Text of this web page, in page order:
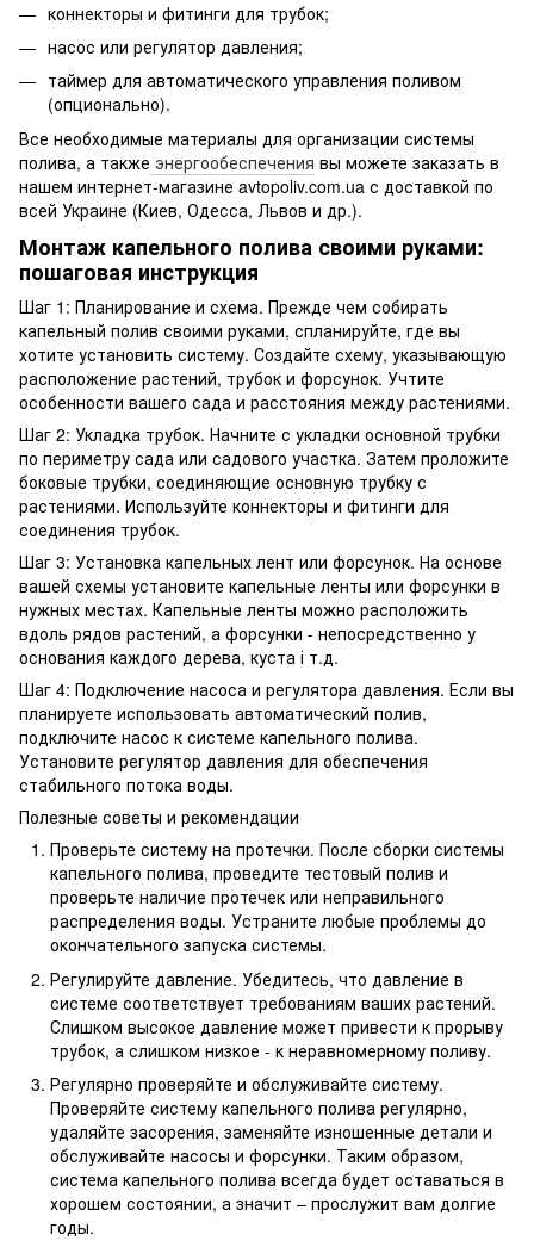
коннекторы и фитинги для трубок;
насос или регулятор давления;
таймер для автоматического управления поливом
(опционально).
Все необходимые материалы для организации системы
полива, а также энергообеспечения вы можете заказать в
нашем интернет-магазине avtopoliv.com.ua с доставкой по
всей Украине (Киев, Одесса, Львов и др.).
Монтаж капельного полива своими руками:
пошаговая инструкция
Шаг 1: Планирование и схема. Прежде чем собирать
капельный полив своими руками, спланируйте, где вы
хотите установить систему. Создайте схему, указывающую
расположение растений, трубок и форсунок. Учтите
особенности вашего сада и расстояния между растениями.
Шаг 2: Укладка трубок. Начните с укладки основной трубки
по периметру сада или садового участка. Затем проложите
боковые трубки, соединяющие основную трубку с
растениями. Используйте коннекторы и фитинги для
соединения трубок.
Шаг 3: Установка капельных лент или форсунок. На основе
вашей схемы установите капельные ленты или форсунки в
нужных местах. Капельные ленты можно расположить
вдоль рядов растений, а форсунки - непосредственно у
основания каждого дерева, куста і т.д.
Шаг 4: Подключение насоса и регулятора давления. Если вы
планируете использовать автоматический полив,
подключите насос к системе капельного полива.
Установите регулятор давления для обеспечения
стабильного потока воды.
Полезные советы и рекомендации
Проверьте систему на протечки. После сборки системы
капельного полива, проведите тестовый полив и
проверьте наличие протечек или неправильного
распределения воды. Устраните любые проблемы до
окончательного запуска системы.
Регулируйте давление. Убедитесь, что давление в
системе соответствует требованиям ваших растений.
Слишком высокое давление может привести к прорыву
трубок, а слишком низкое - к неравномерному поливу.
Регулярно проверяйте и обслуживайте систему.
Проверяйте систему капельного полива регулярно,
удаляйте засорения, заменяйте изношенные детали и
обслуживайте насосы и форсунки. Таким образом,
система капельного полива всегда будет оставаться в
хорошем состоянии, а значит – прослужит вам долгие
годы.